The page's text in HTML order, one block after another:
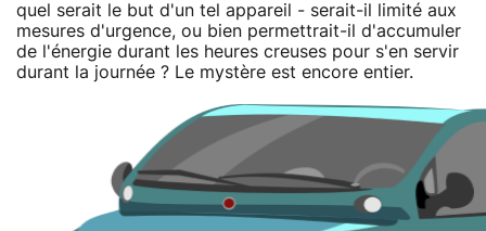
quel serait le but d'un tel appareil - serait-il limité aux
mesures d'urgence, ou bien permettrait-il d'accumuler
de l'énergie durant les heures creuses pour s'en servir
durant la journée ? Le mystère est encore entier.